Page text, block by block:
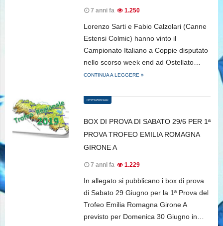
7 anni fa 1.250
Lorenzo Sarti e Fabio Calzolari (Canne
Estensi Colmic) hanno vinto il
Campionato Italiano a Coppie disputato
nello scorso week end ad Ostellato…
CONTINUA A LEGGERE
ISTITUZIONALI
BOX DI PROVA DI SABATO 29/6 PER 1ª
PROVA TROFEO EMILIA ROMAGNA
GIRONE A
7 anni fa 1.229
In allegato si pubblicano i box di prova
di Sabato 29 Giugno per la 1ª Prova del
Trofeo Emilia Romagna Girone A
previsto per Domenica 30 Giugno in…